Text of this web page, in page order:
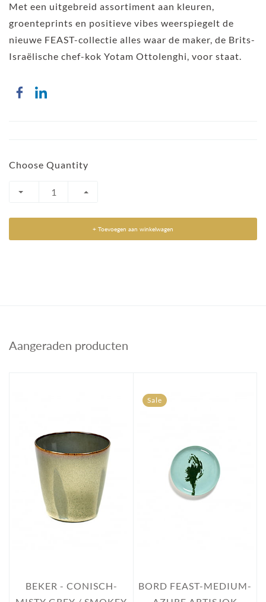
Met een uitgebreid assortiment aan kleuren,
groenteprints en positieve vibes weerspiegelt de
nieuwe FEAST-collectie alles waar de maker, de Brits-
Israëlische chef-kok Yotam Ottolenghi, voor staat.
Choose Quantity
+ Toevoegen aan winkelwagen
Aangeraden producten
BEKER - CONISCH-
Sale
BORD FEAST-MEDIUM-